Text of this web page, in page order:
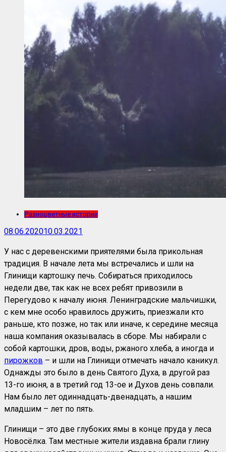
Разноцветные истории
08.06.202010.03.2021
У нас с деревенскими приятелями была прикольная
традиция. В начале лета мы встречались и шли на
Глинищи картошку печь. Собираться приходилось
недели две, так как не всех ребят привозили в
Перегудово к началу июня. Ленинградские мальчишки,
с кем мне особо нравилось дружить, приезжали кто
раньше, кто позже, но так или иначе, к середине месяца
наша компания оказывалась в сборе. Мы набирали с
собой картошки, дров, воды, ржаного хлеба, а иногда и
пирожков – и шли на Глинищи отмечать начало каникул.
Однажды это было в день Святого Духа, в другой раз
13-го июня, а в третий год 13-ое и Духов день совпали.
Нам было лет одиннадцать-двенадцать, а нашим
младшим – лет по пять.
Глинищи – это две глубоких ямы в конце пруда у леса
Новосёлка. Там местные жители издавна брали глину